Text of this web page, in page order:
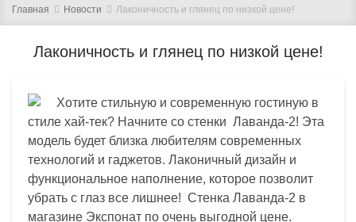
Главная Новости Лаконичность и глянец по низкой цене!
Лаконичность и глянец по низкой цене!
Хотите стильную и современную гостиную в
стиле хай-тек? Начните со стенки Лаванда-2! Эта
модель будет близка любителям современных
технологий и гаджетов. Лаконичный дизайн и
функциональное наполнение, которое позволит
убрать с глаз все лишнее! Стенка Лаванда-2 в
магазине Экспонат по очень выгодной цене.